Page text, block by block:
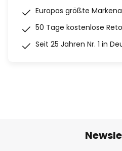
Europas größte
50 Tage kostenlose
Seit 25 Jahren Nr. 1 in